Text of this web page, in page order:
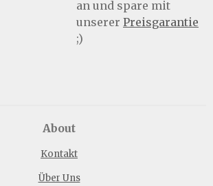
an und spare mit
unserer Preisgarantie
;)
About
Kontakt
Über Uns